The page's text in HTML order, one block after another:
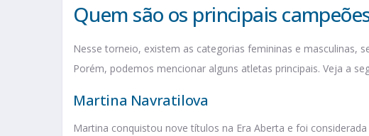
Quem são os principais
Nesse torneio, existem as categorias femininas e masculinas,
Porém, podemos mencionar alguns atletas principais. Veja a
Martina Navratilova
Martina conquistou nove títulos na Era Aberta e foi